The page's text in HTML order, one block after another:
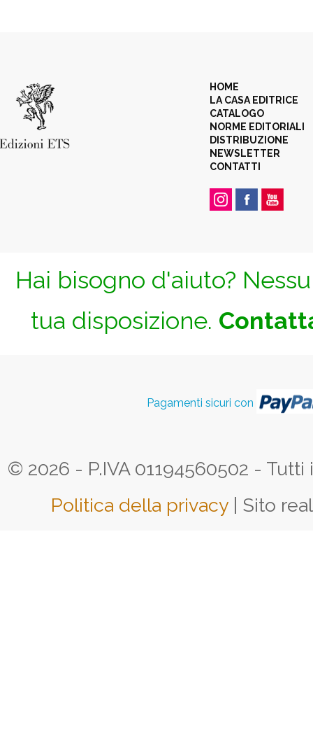
HOME
LA CASA EDITRICE
CATALOGO
NORME EDITORIALI
DISTRIBUZIONE
NEWSLETTER
CONTATTI
Hai bisogno d'aiuto?
tua disposizione.
Pagamenti sicuri con
© 2026 - P.IVA 01194560502 -
Politica della privacy | Sito